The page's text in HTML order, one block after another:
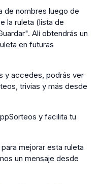
de nombres luego de
la ruleta (lista de
Alí obtendrás un
en futuras
y accedes, podrás ver
trivias y más desde
y facilita tu
mejorar esta ruleta
un mensaje desde